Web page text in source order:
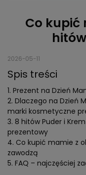
Co kupić
2026-05-11
Spis treści
Prezent na Dzień
Dlaczego na Dzień
marki kosmetyczne
8 hitów Puder i
prezentowy
Co kupić mamie z
zawodzą
FAQ – najczęściej